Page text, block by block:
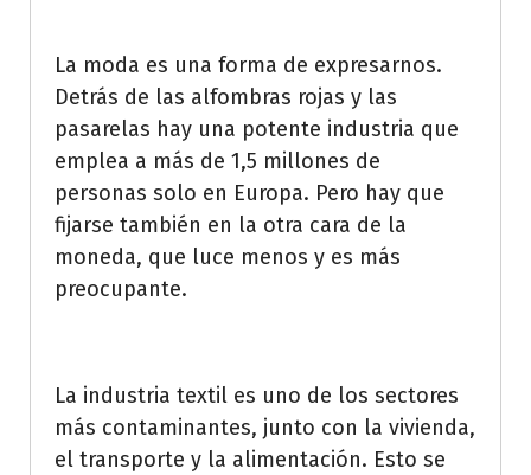
La moda es una forma de expresarnos.
Detrás de las alfombras rojas y las
pasarelas hay una potente industria que
emplea a más de 1,5 millones de
personas solo en Europa. Pero hay que
fijarse también en la otra cara de la
moneda, que luce menos y es más
preocupante.
La industria textil es uno de los sectores
más contaminantes, junto con la vivienda,
el transporte y la alimentación. Esto se